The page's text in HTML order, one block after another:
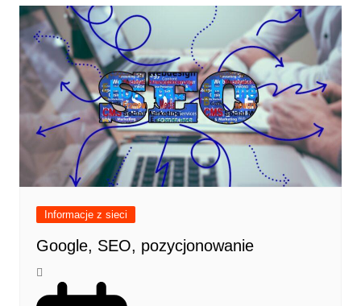
Informacje z sieci
Google, SEO, pozycjonowanie